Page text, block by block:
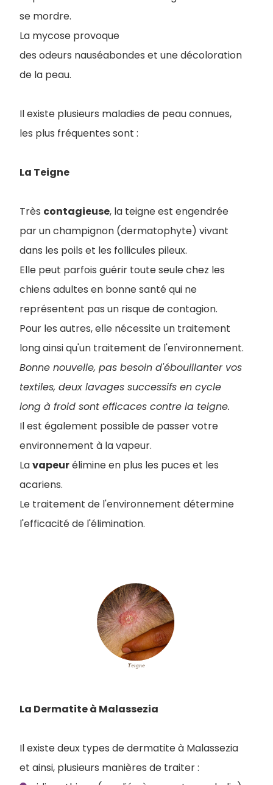
se mordre.
La mycose provoque
des odeurs nauséabondes et une décoloration
de la peau.
Il existe plusieurs maladies de peau connues,
les plus fréquentes sont :
La Teigne
Très contagieuse, la teigne est engendrée
par un champignon (dermatophyte) vivant
dans les poils et les follicules pileux.
Elle peut parfois guérir toute seule chez les
chiens adultes en bonne santé qui ne
représentent pas un risque de contagion.
Pour les autres, elle nécessite un traitement
long ainsi qu'un traitement de l'environnement.
Bonne nouvelle, pas besoin d'ébouillanter vos
textiles, deux lavages successifs en cycle
long à froid sont efficaces contre la teigne.
Il est également possible de passer votre
environnement à la vapeur.
Lavapeurélimine en plus les puces et les
acariens.
Le traitement de l'environnement détermine
l'efficacité de l'élimination.
La Dermatite à Malassezia
Il existe deux types de dermatite à Malassezia
et ainsi, plusieurs manières de traiter :